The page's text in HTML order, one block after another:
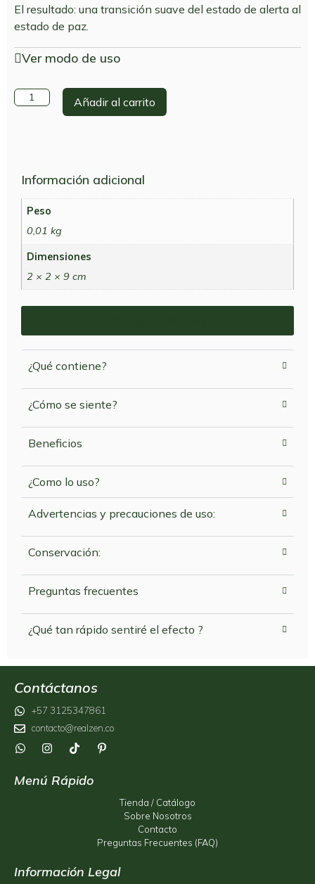
El resultado: una transición suave del estado de alerta al
estado de paz.
Ver modo de uso
Añadir al carrito
Información adicional
Peso
0,01 kg
Dimensiones
2 × 2 × 9 cm
¿Qué contiene?
¿Cómo se siente?
Beneficios
¿Como lo uso?
Advertencias y precauciones de uso:
Conservación:
Preguntas frecuentes
¿Qué tan rápido sentiré el efecto ?
Contáctanos
+57 3125347861
contacto@realzen.co
Menú Rápido
Tienda / Catálogo
Sobre Nosotros
Contacto
Preguntas Frecuentes (FAQ)
Información Legal